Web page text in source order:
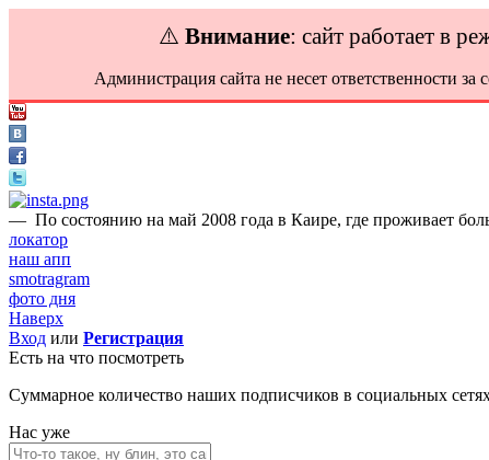
⚠️ Внимание: сайт работает в
Администрация сайта не несет ответственности
— По состоянию на май 2008 года в Каире, где проживает
локатор
наш апп
smotragram
фото дня
Наверх
Вход или Регистрация
Есть на что посмотреть
Суммарное количество наших подписчиков в социальных
Нас уже